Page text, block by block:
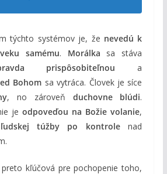
týchto systémov je, že nevedú k
samému. Morálka sa stáva
prispôsobiteľnou a
Bohom sa vytráca. Človek je síce
, no zároveň duchovne blúdi.
jeodpoveďou na Božie volanie,
túžby po kontrolenad
kľúčová pre pochopenie toho,